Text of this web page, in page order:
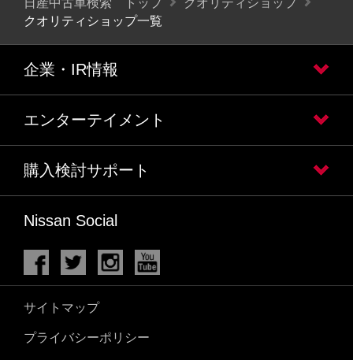
クオリティショップ一覧
企業・IR情報
エンターテイメント
購入検討サポート
Nissan Social
サイトマップ
プライバシーポリシー